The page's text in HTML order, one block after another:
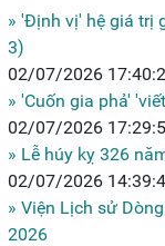
» 'Định vị' hệ giá trị
3)
02/07/2026
» 'Cuốn gia phả'
02/07/2026
» Lễ húy kỵ 326
02/07/2026
» Viện Lịch sử
2026